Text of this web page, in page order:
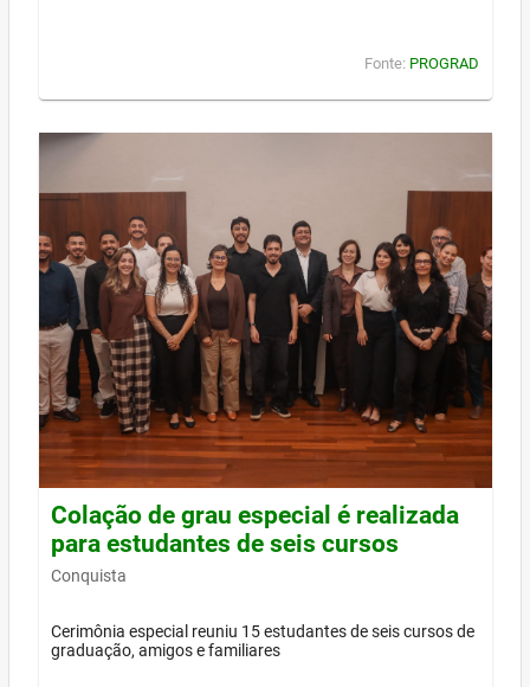
Fonte: PROGRAD
Colação de grau especial é realizada
para estudantes de seis cursos
Conquista
Cerimônia especial reuniu 15 estudantes de seis cursos de
graduação, amigos e familiares